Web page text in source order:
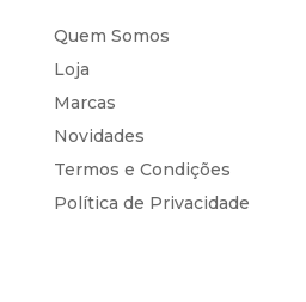
Quem Somos
Loja
Marcas
Novidades
Termos e Condições
Política de Privacidade